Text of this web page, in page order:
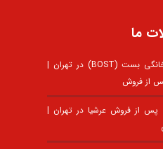
ما
نمایندگی لوازم خانگی بست (BOST) در تهران |
از فروش
پس از فروش عرشیا در تهران |